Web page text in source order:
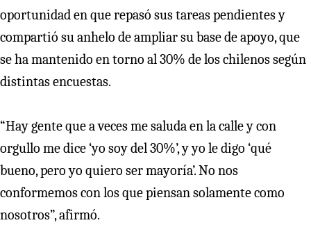
oportunidad en que repasó sus tareas pendientes y
compartió su anhelo de ampliar su base de apoyo, que
se ha mantenido en torno al 30% de los chilenos según
distintas encuestas.
“Hay gente que a veces me saluda en la calle y con
orgullo me dice ‘yo soy del 30%’, y yo le digo ‘qué
bueno, pero yo quiero ser mayoría’. No nos
conformemos con los que piensan solamente como
nosotros”, afirmó.